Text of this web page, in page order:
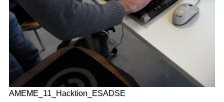
AMEME_11_Hacktion_ESADSE